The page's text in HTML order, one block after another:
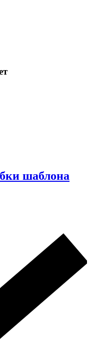
шаблона